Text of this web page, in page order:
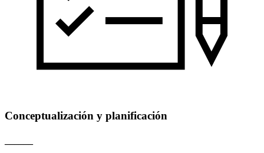
Conceptualización y planificación